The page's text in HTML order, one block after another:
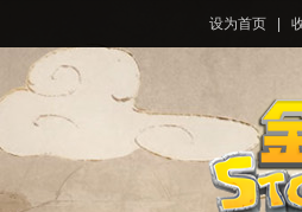
设为首页